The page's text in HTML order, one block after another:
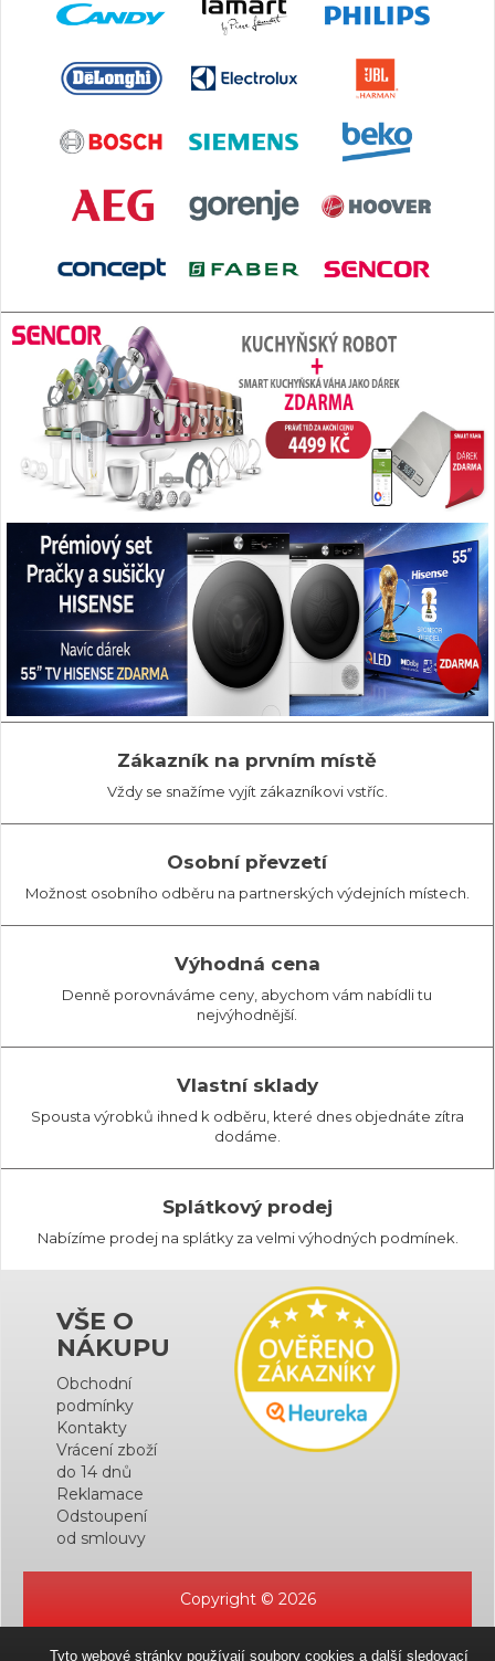
Zákazník na prvním místě
Vždy se snažíme vyjít zákazníkovi vstříc.
Osobní převzetí
Možnost osobního odběru na partnerských výdejních místech.
Výhodná cena
Denně porovnáváme ceny, abychom vám nabídli tu
nejvýhodnější.
Vlastní sklady
Spousta výrobků ihned k odběru, které dnes objednáte zítra
dodáme.
Splátkový prodej
Nabízíme prodej na splátky za velmi výhodných podmínek.
VŠE O
NÁKUPU
Obchodní
podmínky
Kontakty
Vrácení zboží
do 14 dnů
Reklamace
Odstoupení
od smlouvy
Copyright © 2026
Tyto webové stránky používají soubory cookies a další sledovací